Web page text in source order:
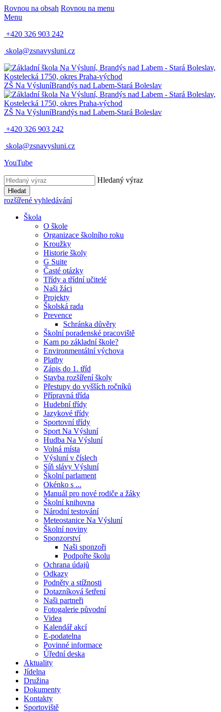
Rovnou na obsah Rovnou na menu
Menu
+420 326 903 242
skola@zsnavysluni.cz
ZŠ Na VýsluníBrandýs nad Labem-Stará Boleslav
ZŠ Na VýsluníBrandýs nad Labem-Stará Boleslav
+420 326 903 242
skola@zsnavysluni.cz
YouTube
Hledaný výraz
Hledat
rozšířené vyhledávání
Škola
O škole
Organizace školního roku
Kroužky
Historie školy
G Suite
Časté otázky
Třídy a třídní učitelé
Naši žáci
Projekty
Školská rada
Prevence
Schránka důvěry
Školní poradenské pracoviště
Kam po základní škole?
Environmentální výchova
Platby
Zápis do 1. tříd
Stavba rozšíření školy
Přestupy do vyšších ročníků
Přípravná třída
Hudební třídy
Jazykové třídy
Sportovní třídy
Sport Na Výsluní
Hudba Na Výsluní
Volná místa
Výsluní v číslech
Síň slávy Výsluní
Školní parlament
Okénko s ...
Manuál pro nové rodiče a žáky
Školní knihovna
Národní testování
Meteostanice Na Výsluní
Školní noviny
Sponzorství
Naši sponzoři
Podpořte školu
Ochrana údajů
Odkazy
Podněty a stížnosti
Dotazníková šetření
Naši partneři
Fotogalerie původní
Videa
Kalendář akcí
E-podatelna
Povinné informace
Úřední deska
Aktuality
Jídelna
Družina
Dokumenty
Kontakty
Sportoviště